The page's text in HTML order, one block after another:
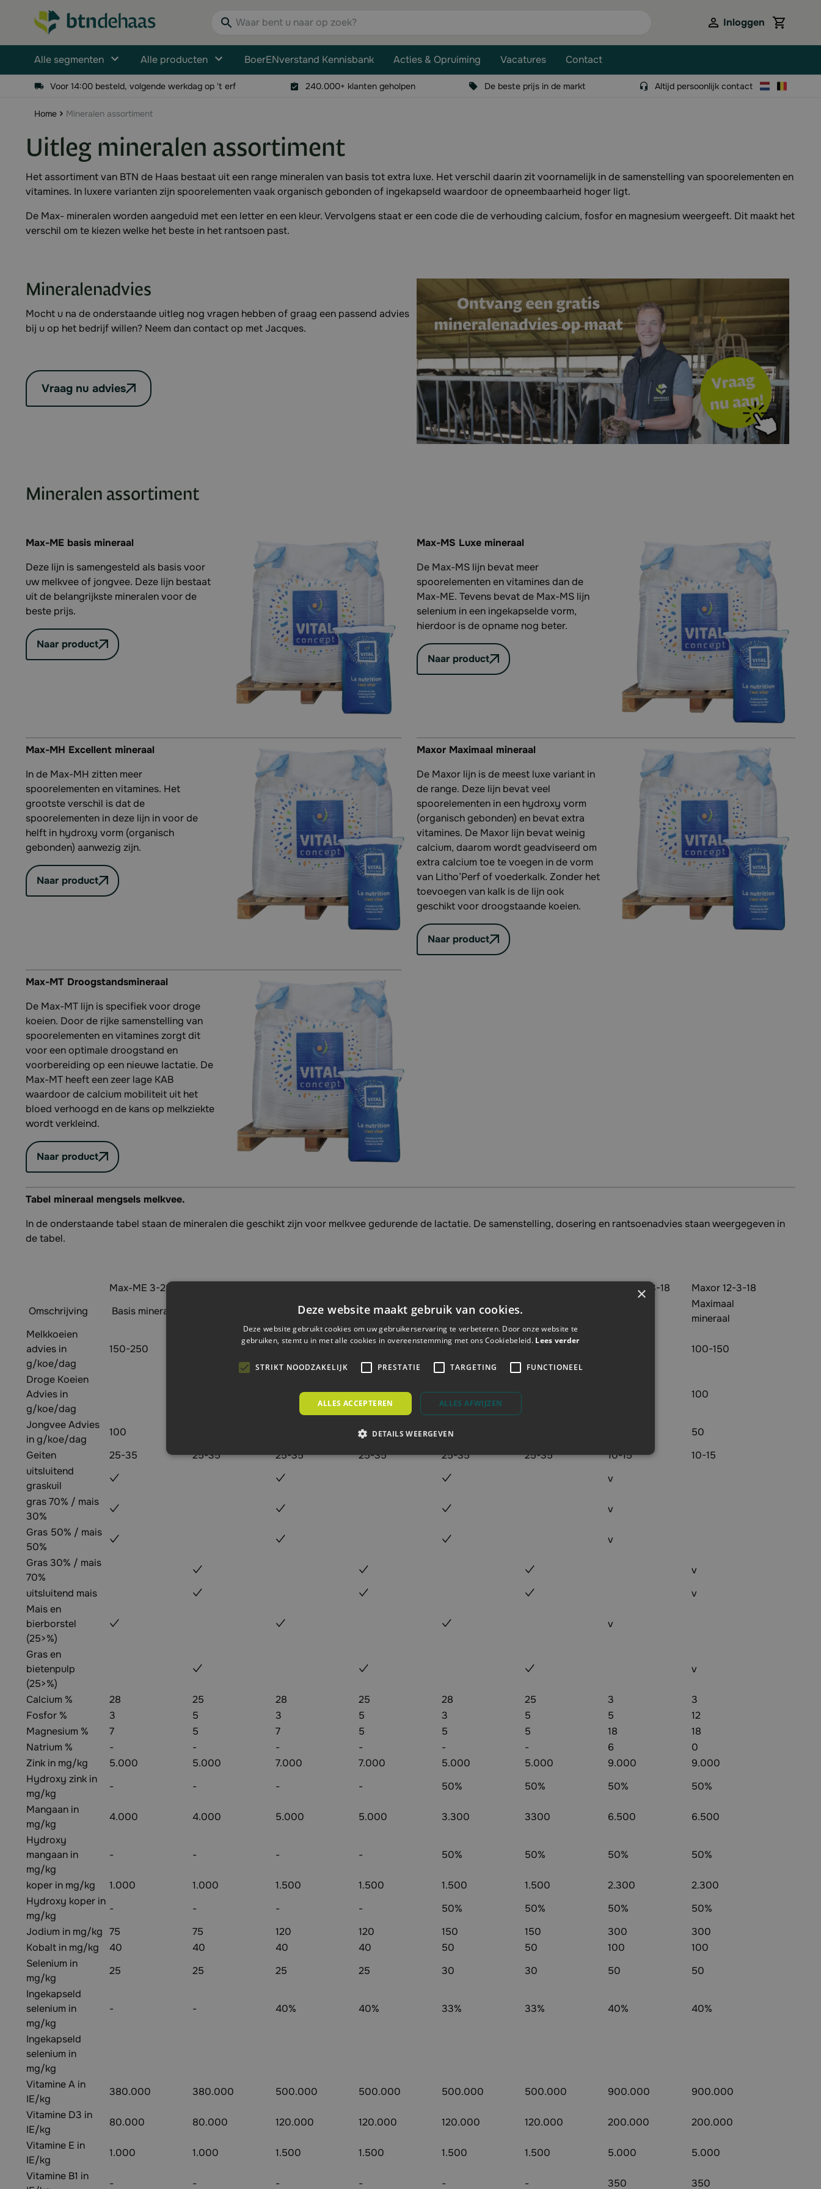
Waar bent u naar op zoek? Inloggen View
Alle segmenten Alle producten BoerENverstand Kennisbank Acties & Opruiming Vacatures Contact
Voor 14:00 besteld, volgende werkdag op 't erf 240.000+ klanten geholpen De beste prijs in de markt Altijd persoonlijk contact
Home Mineralen assortiment
Uitleg mineralen assortiment
Het assortiment van BTN de Haas bestaat uit een range mineralen van basis tot extra luxe. Het verschil daarin zit voornamelijk in de samenstelling van spoorelementen en
vitamines. In luxere varianten zijn spoorelementen vaak organisch gebonden of ingekapseld waardoor de opneembaarheid hoger ligt.
De Max- mineralen worden aangeduid met een letter en een kleur. Vervolgens staat er een code die de verhouding calcium, fosfor en magnesium weergeeft. Dit maakt het
verschil om te kiezen welke het beste in het rantsoen past.
Mineralenadvies
Mocht u na de onderstaande uitleg nog vragen hebben of graag een passend advies
bij u op het bedrijf willen? Neem dan contact op met Jacques.
Vraag nu advies
Mineralen assortiment
Max-ME basis mineraal
Deze lijn is samengesteld als basis voor
uw melkvee of jongvee. Deze lijn bestaat
uit de belangrijkste mineralen voor de
beste prijs.
Naar product
Max-MS Luxe mineraal
De Max-MS lijn bevat meer
spoorelementen en vitamines dan de
Max-ME. Tevens bevat de Max-MS lijn
selenium in een ingekapselde vorm,
hierdoor is de opname nog beter.
Naar product
Max-MH Excellent mineraal
In de Max-MH zitten meer
spoorelementen en vitamines. Het
grootste verschil is dat de
spoorelementen in deze lijn in voor de
helft in hydroxy vorm (organisch
gebonden) aanwezig zijn.
Naar product
Maxor Maximaal mineraal
De Maxor lijn is de meest luxe variant in
de range. Deze lijn bevat veel
spoorelementen in een hydroxy vorm
(organisch gebonden) en bevat extra
vitamines. De Maxor lijn bevat weinig
calcium, daarom wordt geadviseerd om
extra calcium toe te voegen in de vorm
van Litho’Perf of voederkalk. Zonder het
toevoegen van kalk is de lijn ook
geschikt voor droogstaande koeien.
Naar product
Max-MT Droogstandsmineraal
De Max-MT lijn is specifiek voor droge
koeien. Door de rijke samenstelling van
spoorelementen en vitamines zorgt dit
voor een optimale droogstand en
voorbereiding op een nieuwe lactatie. De
Max-MT heeft een zeer lage KAB
waardoor de calcium mobiliteit uit het
bloed verhoogd en de kans op melkziekte
wordt verkleind.
Naar product
Tabel mineraal mengsels melkvee.
In de onderstaande tabel staan de mineralen die geschikt zijn voor melkvee gedurende de lactatie. De samenstelling, dosering en rantsoenadvies staan weergegeven in
de tabel.
Max-ME 3-28-7 Maxor 5-3-18
Maxor 12-3-18
Omschrijving
Basis mineraal Luxe mineraal Luxe mineraal
Excellent
Maximaal
mineraal
Melkkoeien
advies in
g/koe/dag
150-250 150-250 100-150
Droge Koeien
Advies in
g/koe/dag
100
Jongvee Advies
in g/koe/dag
100 100 100
50
Geiten
25-35 25-35 25-35 25-35 25-35 25-35 10-15
10-15
uitsluitend
graskuil
✓ ✓ ✓
v
gras 70% / mais
30%
✓ ✓ ✓
v
Gras 50% / mais
50%
✓ ✓ ✓
v
Gras 30% / mais
70%
✓ ✓ ✓
v
uitsluitend mais
✓ ✓ ✓
v
Mais en
bierborstel
(25>%)
✓ ✓ ✓ v
Gras en
bietenpulp
(25>%)
✓ ✓ ✓ v
Calcium % 28 25 28 25 28 25 3
3
Fosfor %
3 5 3 5 3 5 5
12
Magnesium %
7 5 7 5 5 5 18
18
Natrium %
- - - - - - 6
0
Zink in mg/kg
5.000 5.000 7.000 7.000 5.000 5.000 9.000
9.000
Hydroxy zink in
mg/kg
- - - - 50% 50% 50%
50%
Mangaan in
mg/kg
4.000 4.000 5.000 5.000 3.300 3300 6.500
6.500
Hydroxy
mangaan in
mg/kg
- - - - 50% 50% 50% 50%
koper in mg/kg 1.000 1.000 1.500 1.500 1.500 1.500 2.300
2.300
Hydroxy koper in
mg/kg
- - - - 50% 50% 50%
50%
Jodium in mg/kg 75 75 120 120 150 150 300
300
Kobalt in mg/kg
40 40 40 40 50 50 100
100
Selenium in
mg/kg
25 25 25 25 30 30 50
50
Ingekapseld
selenium in
mg/kg
- - 40% 40% 33% 33% 40% 40%
Ingekapseld
selenium in
mg/kg
Vitamine A in
IE/kg
380.000 380.000 500.000 500.000 500.000 500.000 900.000
900.000
Vitamine D3 in
IE/kg
80.000 80.000 120.000 120.000 120.000 120.000 200.000
200.000
Vitamine E in
IE/kg
1.000 1.000 1.500 1.500 1.500 1.500 5.000
5.000
Vitamine B1 in
- - - - - - 350 350
×
Deze website maakt gebruik van cookies.
Deze website gebruikt cookies om uw gebruikerservaring te verbeteren. Door onze website te
gebruiken, stemt u in met alle cookies in overeenstemming met ons Cookiebeleid. Lees verder
STRIKT NOODZAKELIJK PRESTATIE TARGETING FUNCTIONEEL
ALLES ACCEPTEREN ALLES AFWIJZEN
DETAILS WEERGEVEN